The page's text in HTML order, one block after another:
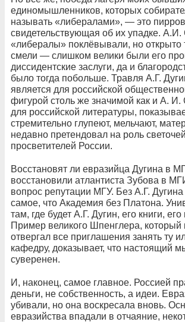
единомышленников, которых
называть «либералами», — это
свидетельствующая об их упадке.
«либералы» поклёвывали, но открыто
смели — слишком велики были его
диссидентские заслуги, да и
было тогда побольше. Травля А.Г.
является для российской
фигурой столь же значимой как и А.
для российской литературы,
стремительно глупеют, мельчают,
недавно претендовал на роль
просветителей России.
Восстановят ли евразийца Дугина в
восстановили атлантиста Зубова в
вопрос репутации МГУ. Без А.Г.
самое, что Академия без Платона.
там, где будет А.Г. Дугин, его книги,
Пример великого Шпенглера,
отвергал все приглашения занять ту
кафедру, доказывает, что настоящий
суверенен.
И, наконец, самое главное. Россией
деньги, не собственность, а идеи.
убивали, но она воскресала вновь.
евразийства впадали в отчаяние,